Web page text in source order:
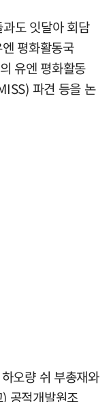
도 잇달아 회담
평화활동국
유엔 평화활동
파견 등을 논
오량 쉬 부총재와
공적개발원조